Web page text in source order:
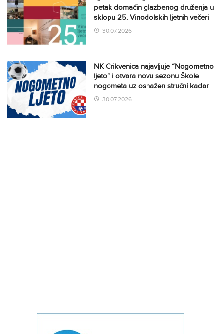
petak domaćin glazbenog druženja u
sklopu 25. Vinodolskih ljetnih večeri
30.07.2026
NK Crikvenica najavljuje “Nogometno
ljeto” i otvara novu sezonu Škole
nogometa uz osnažen stručni kadar
30.07.2026